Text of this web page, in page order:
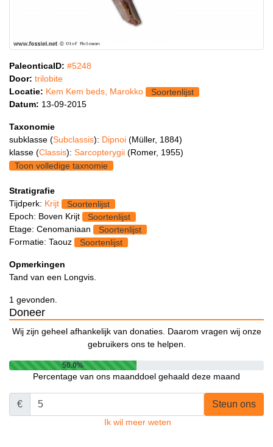
PaleonticaID: #5248
Door: trilobite
Locatie: Kem Kem beds, Marokko
Soortenlijst
Datum: 13-09-2015
Taxonomie
subklasse (Subclassis): Dipnoi (Müller, 1884)
klasse (Classis): Sarcopterygii (Romer, 1955)
Toon volledige taxnomie
Stratigrafie
Tijdperk: Krijt
Soortenlijst
Epoch: Boven Krijt
Soortenlijst
Etage: Cenomaniaan
Soortenlijst
Formatie: Taouz
Soortenlijst
Opmerkingen
Tand van een Longvis.
1 gevonden.
Doneer
Wij zijn geheel afhankelijk van donaties. Daarom vragen wij onze
gebruikers ons te helpen.
50.0%
Percentage van ons maanddoel gehaald deze maand
€ Steun ons
Ik wil meer weten